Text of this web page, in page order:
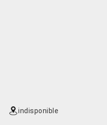
indisponible